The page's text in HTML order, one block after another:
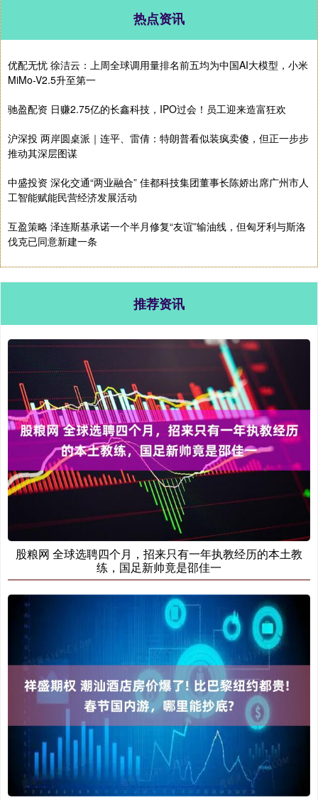
热点资讯
优配无忧 徐洁云：上周全球调用量排名前五均为中国AI大模型，小米
MiMo-V2.5升至第一
驰盈配资 日赚2.75亿的长鑫科技，IPO过会！员工迎来造富狂欢
沪深投 两岸圆桌派｜连平、雷倩：特朗普看似装疯卖傻，但正一步步
推动其深层图谋
中盛投资 深化交通“两业融合” 佳都科技集团董事长陈娇出席广州市人
工智能赋能民营经济发展活动
互盈策略 泽连斯基承诺一个半月修复“友谊”输油线，但匈牙利与斯洛
伐克已同意新建一条
推荐资讯
股粮网 全球选聘四个月，招来只有一年执教经历的本土教
练，国足新帅竟是邵佳一